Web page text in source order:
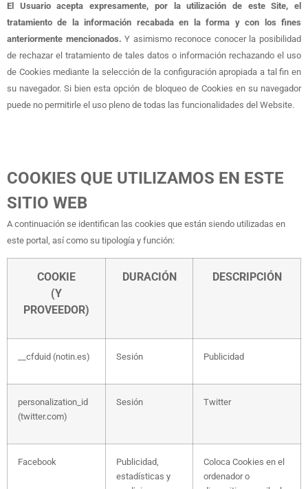
El Usuario acepta expresamente, por la utilización de este Site, el
tratamiento de la información recabada en la forma y con los fines
anteriormente mencionados. Y asimismo reconoce conocer la posibilidad
de rechazar el tratamiento de tales datos o información rechazando el uso
de Cookies mediante la selección de la configuración apropiada a tal fin en
su navegador. Si bien esta opción de bloqueo de Cookies en su navegador
puede no permitirle el uso pleno de todas las funcionalidades del Website.
COOKIES QUE UTILIZAMOS EN ESTE
SITIO WEB
A continuación se identifican las cookies que están siendo utilizadas en
este portal, así como su tipología y función:
COOKIE
(Y
PROVEEDOR)
DURACIÓN DESCRIPCIÓN
__cfduid (notin.es) Sesión Publicidad
personalization_id
(twitter.com)
Sesión Twitter
Facebook
Publicidad,
estadísticas y
Coloca Cookies en el
ordenador o